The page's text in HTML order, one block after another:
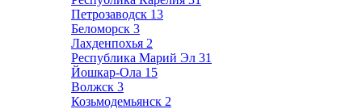
Петрозаводск 13
Беломорск 3
Лахденпохья 2
Республика Марий Эл 31
Йошкар-Ола 15
Волжск 3
Козьмодемьянск 2